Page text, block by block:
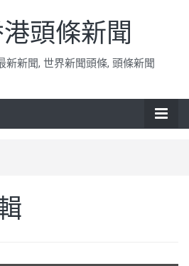
頭條新聞
新新聞, 世界新聞頭條, 頭條新聞